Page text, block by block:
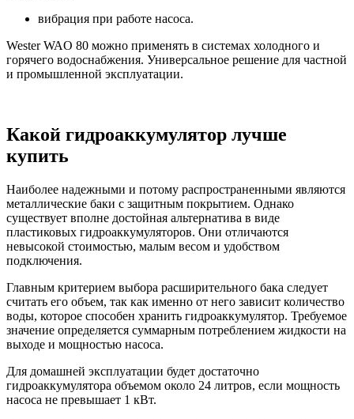
вибрация при работе насоса.
Wester WAO 80 можно применять в системах холодного и
горячего водоснабжения. Универсальное решение для частной
и промышленной эксплуатации.
Какой гидроаккумулятор лучше
купить
Наиболее надежными и потому распространенными являются
металлические баки с защитным покрытием. Однако
существует вполне достойная альтернатива в виде
пластиковых гидроаккумуляторов. Они отличаются
невысокой стоимостью, малым весом и удобством
подключения.
Главным критерием выбора расширительного бака следует
считать его объем, так как именно от него зависит количество
воды, которое способен хранить гидроаккумулятор. Требуемое
значение определяется суммарным потреблением жидкости на
выходе и мощностью насоса.
Для домашней эксплуатации будет достаточно
гидроаккумулятора объемом около 24 литров, если мощность
насоса не превышает 1 кВт.